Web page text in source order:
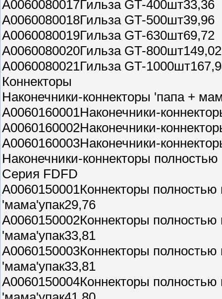
A0060080017Гильза GT-400шт33,36
A0060080018Гильза GT-500шт39,96
A0060080019Гильза GT-630шт69,72
A0060080020Гильза GT-800шт149,02
A0060080021Гильза GT-
Коннекторы
Наконечники-коннекторы 'папа +
A0060160001Наконечники-
A0060160002Наконечники-
A0060160003Наконечники-
Наконечники-коннекторы
Серия FDFD
A0060150001Коннекторы
'мама'упак29,76
A0060150002Коннекторы
'мама'упак33,81
A0060150003Коннекторы
'мама'упак33,81
A0060150004Коннекторы